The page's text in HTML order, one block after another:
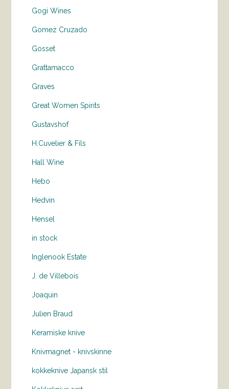
Gogi Wines
Gomez Cruzado
Gosset
Grattamacco
Graves
Great Women Spirits
Gustavshof
H.Cuvelier & Fils
Hall Wine
Hebo
Hedvin
Hensel
in stock
Inglenook Estate
J. de Villebois
Joaquin
Julien Braud
Keramiske knive
Knivmagnet - knivskinne
kokkeknive Japansk stil